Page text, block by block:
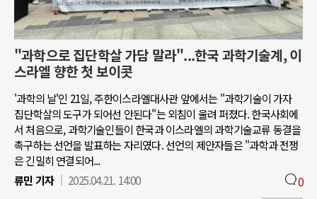
"과학으로 집단학살 가담 말라"...한국 과학기술계, 이
스라엘 향한 첫 보이콧
'과학의 날'인 21일, 주한이스라엘대사관 앞에서는 "과학기술이 가자
집단학살의 도구가 되어선 안된다"는 외침이 울려 퍼졌다. 한국사회에
서 처음으로, 과학기술인들이 한국과 이스라엘의 과학기술교류 동결을
촉구하는 선언을 발표하는 자리였다. 선언의 제안자들은 "과학과 전쟁
은 긴밀히 연결되어...
류민 기자
2025.04.21. 14:00 0